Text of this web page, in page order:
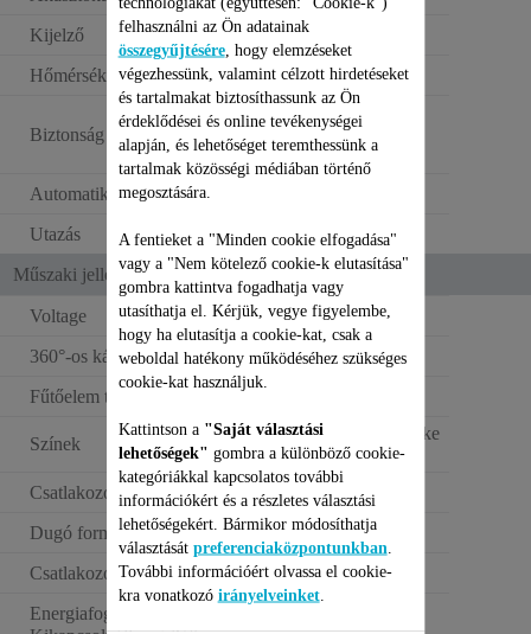
Kijelző
Hőmérsékletjelző
Biztonság
Lock-system
biztonsági
zárórendszer
Automatikus kikapcsolás
Utazás
Műszaki jellemzők
Voltage
110–240 V
360°-os kábel
Fűtőelem típusa
Színek
Fekete és metálszürke
Csatlakozóaljzat típusa
Európai
Dugó formája
Egyenes dugó
Csatlakozó színe
FEKETE
Energiafogyasztás -
felhasználni az Ön adatainak
összegyűjtésére, hogy elemzéseket
végezhessünk, valamint célzott hirdetéseket
és tartalmakat biztosíthassunk az Ön
érdeklődései és online tevékenységei
alapján, és lehetőséget teremthessünk a
tartalmak közösségi médiában történő
megosztására.
A fentieket a "Minden cookie elfogadása"
vagy a "Nem kötelező cookie-k elutasítása"
gombra kattintva fogadhatja vagy
utasíthatja el. Kérjük, vegye figyelembe,
hogy ha elutasítja a cookie-kat, csak a
weboldal hatékony működéséhez szükséges
cookie-kat használjuk.
Kattintson a "Saját választási
lehetőségek" gombra a különböző cookie-
kategóriákkal kapcsolatos további
információkért és a részletes választási
lehetőségekért. Bármikor módosíthatja
választását preferenciaközpontunkban
További információért olvassa el cookie-
kra vonatkozó irányelveinket.